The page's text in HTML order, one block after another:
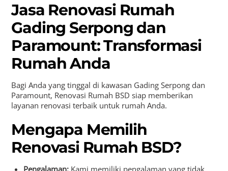
Jasa Renovasi Rumah
Gading Serpong dan
Paramount: Transformasi
Rumah Anda
Bagi Anda yang tinggal di kawasan Gading Serpong dan
Paramount, Renovasi Rumah BSD siap memberikan
layanan renovasi terbaik untuk rumah Anda.
Mengapa Memilih
Renovasi Rumah BSD?
Pengalaman: Kami memiliki pengalaman yang tidak